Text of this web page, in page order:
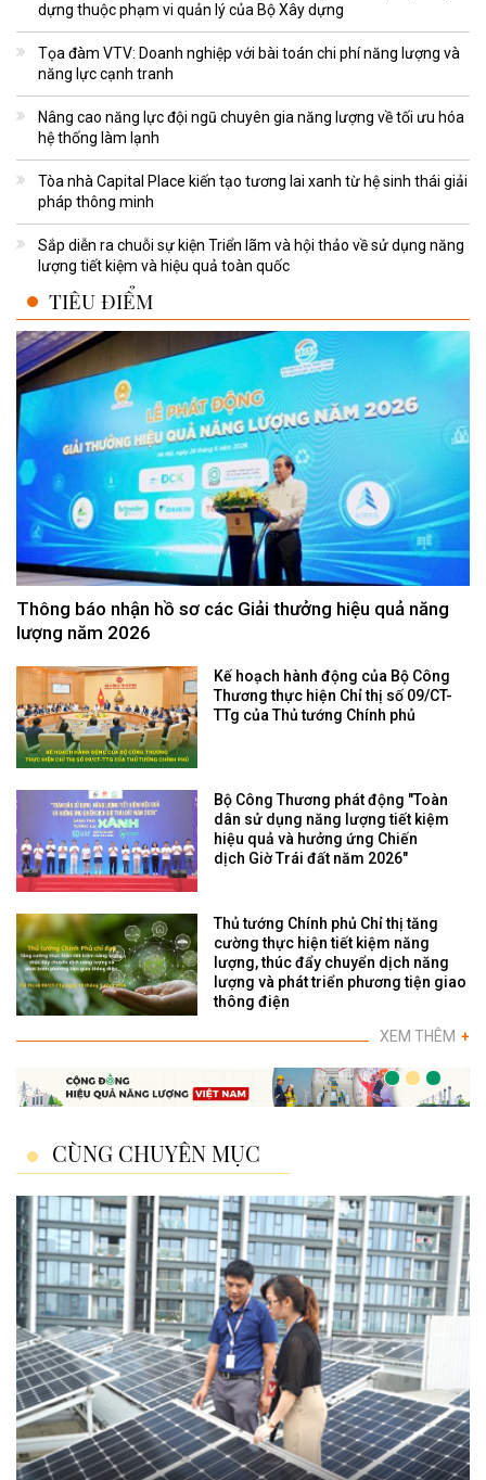
dựng thuộc phạm vi quản lý của Bộ Xây dựng
Tọa đàm VTV: Doanh nghiệp với bài toán chi phí năng lượng và
năng lực cạnh tranh
Nâng cao năng lực đội ngũ chuyên gia năng lượng về tối ưu hóa
hệ thống làm lạnh
Tòa nhà Capital Place kiến tạo tương lai xanh từ hệ sinh thái giải
pháp thông minh
Sắp diễn ra chuỗi sự kiện Triển lãm và hội thảo về sử dụng năng
lượng tiết kiệm và hiệu quả toàn quốc
TIÊU ĐIỂM
Thông báo nhận hồ sơ các Giải thưởng hiệu quả năng
lượng năm 2026
Kế hoạch hành động của Bộ Công
Thương thực hiện Chỉ thị số 09/CT-
TTg của Thủ tướng Chính phủ
Bộ Công Thương phát động "Toàn
dân sử dụng năng lượng tiết kiệm
hiệu quả và hưởng ứng Chiến
dịch Giờ Trái đất năm 2026"
Thủ tướng Chính phủ Chỉ thị tăng
cường thực hiện tiết kiệm năng
lượng, thúc đẩy chuyển dịch năng
lượng và phát triển phương tiện giao
thông điện
XEM THÊM +
CÙNG CHUYÊN MỤC